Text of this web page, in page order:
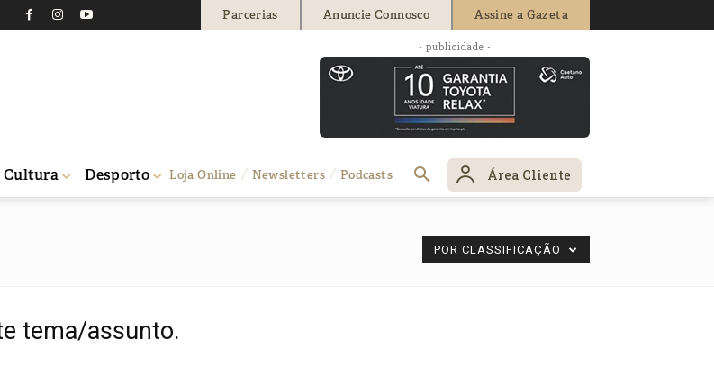
Parcerias Anuncie Connosco Assine a Gazeta
- publicidade -
Cultura Desporto Loja Online Newsletters Podcasts Área Cliente
POR CLASSIFICAÇÃO
tema/assunto.